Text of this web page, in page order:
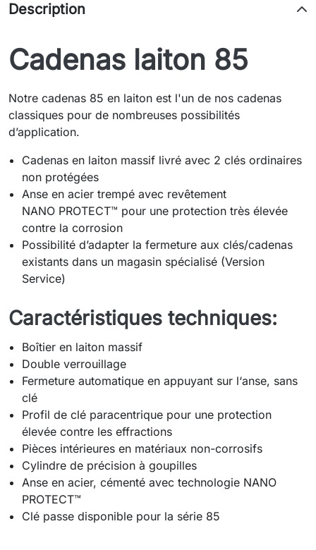
Description
Cadenas laiton 85
Notre cadenas 85 en laiton est l'un de nos cadenas
classiques pour de nombreuses possibilités
d’application.
Cadenas en laiton massif livré avec 2 clés ordinaires
non protégées
Anse en acier trempé avec revêtement
NANO PROTECT™ pour une protection très élevée
contre la corrosion
Possibilité d’adapter la fermeture aux clés/cadenas
existants dans un magasin spécialisé (Version
Service)
Caractéristiques techniques:
Boîtier en laiton massif
Double verrouillage
Fermeture automatique en appuyant sur l‘anse, sans
clé
Profil de clé paracentrique pour une protection
élevée contre les effractions
Pièces intérieures en matériaux non-corrosifs
Cylindre de précision à goupilles
Anse en acier, cémenté avec technologie NANO
PROTECT™
Clé passe disponible pour la série 85